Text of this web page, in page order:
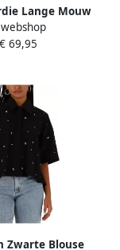
Lange Mouw
Black Dames
€ 69,95
Zwarte Blouse